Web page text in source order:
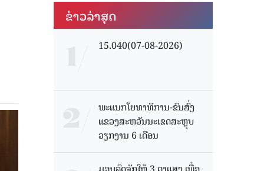
ຂ່າວ​ລ່າ​ສຸດ
15.040(07-08-2026)
ພະແນກໂຍທາທິການ-ຂົນສົ່ງ
ແຂວງສະຫວັນນະເຂດສະຫຼຸບ
ວຽກງານ 6 ເດືອນ